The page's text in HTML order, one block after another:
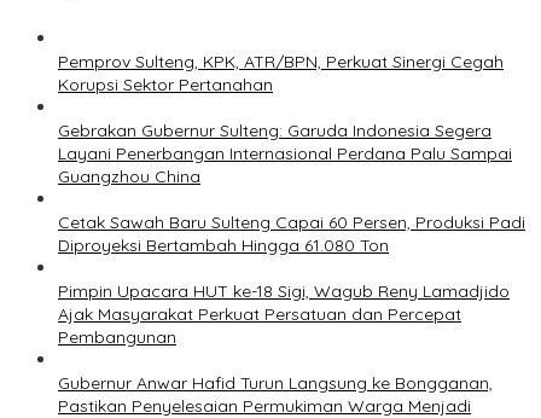
Pemprov Sulteng, KPK, ATR/BPN, Perkuat Sinergi Cegah
Korupsi Sektor Pertanahan
Gebrakan Gubernur Sulteng: Garuda Indonesia Segera
Layani Penerbangan Internasional Perdana Palu Sampai
Guangzhou China
Cetak Sawah Baru Sulteng Capai 60 Persen, Produksi Padi
Diproyeksi Bertambah Hingga 61.080 Ton
Pimpin Upacara HUT ke-18 Sigi, Wagub Reny Lamadjido
Ajak Masyarakat Perkuat Persatuan dan Percepat
Pembangunan
Gubernur Anwar Hafid Turun Langsung ke Bongganan,
Pastikan Penyelesaian Permukiman Warga Menjadi